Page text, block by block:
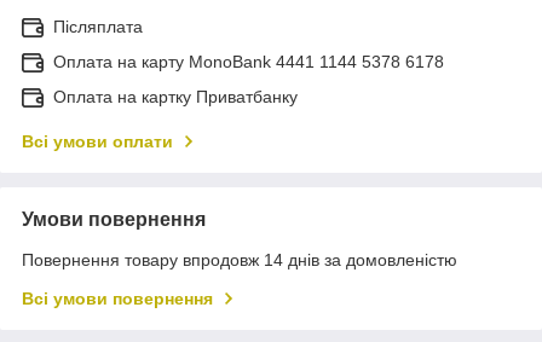
Післяплата
Оплата на карту MonoBank 4441 1144 5378 6178
Оплата на картку Приватбанку
Всі умови оплати
Умови повернення
Повернення товару впродовж 14 днів за домовленістю
Всі умови повернення